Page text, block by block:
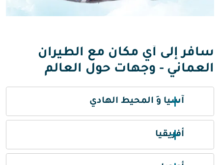
سافر إلى أي مكان مع الطيران
العماني - وجهات حول العالم
آسيا وَ المحيط الهادي
أفريقيا